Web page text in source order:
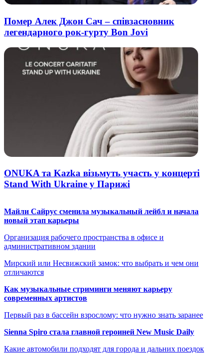
Помер Алек Джон Сач – співзасновник
легендарного рок-гурту Bon Jovi
ONUKA та Kazka візьмуть участь у концерті
Stand With Ukraine у Парижі
Майли Сайрус сменила музыкальный лейбл и начала
новый этап карьеры
Организация рабочего пространства в офисе и
административном здании
Мирский или Несвижский замок: что выбрать и чем они
отличаются
Как музыкальные стриминги меняют карьеру
современных артистов
Первый раз в бассейн взрослому: что нужно знать заранее
Sienna Spiro стала главной героиней New Music Daily
Какие автомобили подходят для города и дальних поездок